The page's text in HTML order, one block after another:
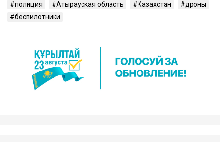
полиция Атырауская область Казахстан
дроны
беспилотники